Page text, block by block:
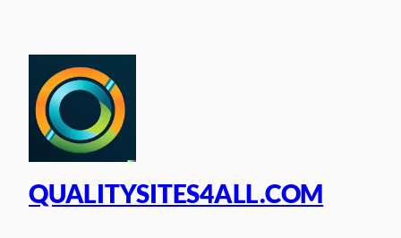
inhoud
QUALITYSITES4ALL.COM